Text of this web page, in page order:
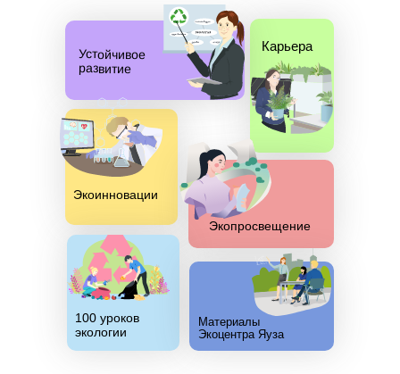
Карьера
Устойчивое
развитие
Экопросвещение
Экоинновации
100 уроков
экологии
Материалы
Экоцентра Яуза